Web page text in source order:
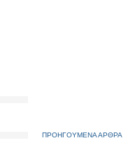
ΠΡΟΗΓΟΥΜΕΝΑ ΑΡΘΡΑ